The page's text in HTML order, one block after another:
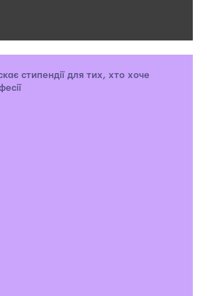
стипендії для тих, хто хоче